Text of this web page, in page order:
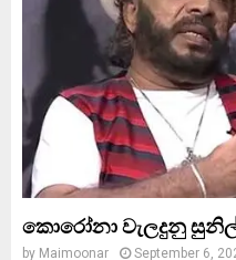
කොරෝනා වැලදුනු සුනිල්
by Maimoonar September 6,